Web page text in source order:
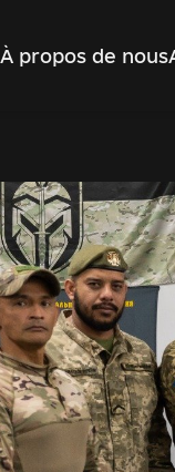
À propos de nous